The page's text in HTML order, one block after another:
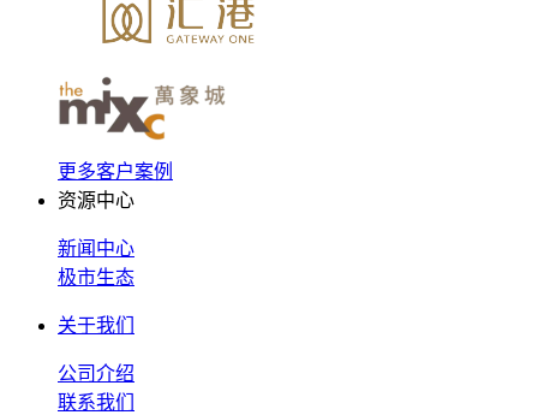
更多客户案例
资源中心
新闻中心
极市生态
关于我们
公司介绍
联系我们